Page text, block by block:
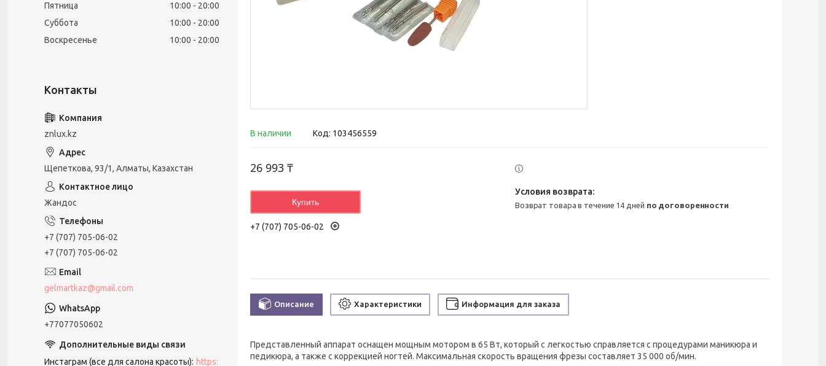
В наличии Код: 103456559
26 993 ₸
Купить
+7 (707) 705-06-02
возврат товара в течение 14 дней по договоренности
Описание Характеристики Информация для заказа
Представленный аппарат оснащен мощным мотором в 65 Вт, который с легкостью справляется с процедурами маникюра и
педикюра, а также с коррекцией ногтей. Максимальная скорость вращения фрезы составляет 35 000 об/мин.
Пятница
10:00
20:00
Суббота
10:00
20:00
Воскресенье
10:00 20:00
znlux.kz
Щепеткова, 93/1, Алматы, Казахстан
Жандос
+7 (707) 705-06-02
+7 (707) 705-06-02
gelmartkaz@gmail.com
+77077050602
Инстаграм (все для салона красоты) https: